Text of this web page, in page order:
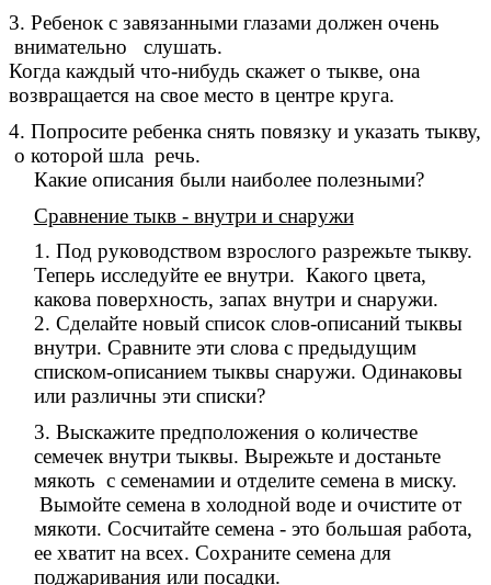
3. Ребенок с завязанными глазами должен очень
внимательно слушать.
Когда каждый что-нибудь скажет о тыкве, она
возвращается на свое место в центре круга.
4. Попросите ребенка снять повязку и указать тыкву,
о которой шла речь.
Какие описания были наиболее полезными?
Сравнение тыкв - внутри и снаружи
1. Под руководством взрослого разрежьте тыкву.
Теперь исследуйте ее внутри. Какого цвета,
какова поверхность, запах внутри и снаружи.
2. Сделайте новый список слов-описаний тыквы
внутри. Сравните эти слова с предыдущим
списком-описанием тыквы снаружи. Одинаковы
или различны эти списки?
3. Выскажите предположения о количестве
семечек внутри тыквы. Вырежьте и достаньте
мякоть с семенамии и отделите семена в миску.
Вымойте семена в холодной воде и очистите от
мякоти. Сосчитайте семена - это большая работа,
ее хватит на всех. Сохраните семена для
поджаривания или посадки.